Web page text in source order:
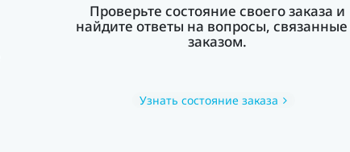
Проверьте состояние своего заказа и
найдите ответы на вопросы, связанные
заказом.
Узнать состояние заказа